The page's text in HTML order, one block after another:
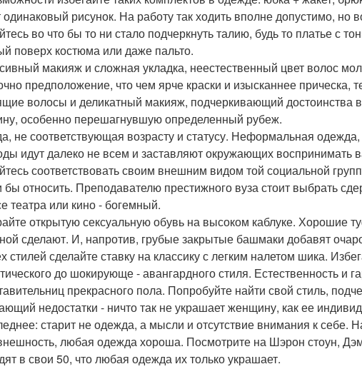
рисунок. На работу так ходить вполне допустимо, но
во что бы то ни стало подчеркнуть талию, будь то платье с
поверх костюма или даже пальто.
макияж и сложная укладка, неестественный цвет волос
предположение, что чем ярче краски и изысканнее прическа,
волосы и деликатный макияж, подчеркивающий достоинства
особенно перешагнувшую определенный рубеж.
не соответствующая возрасту и статусу. Неформальная
идут далеко не всем и заставляют окружающих воспринимать
соответствовать своим внешним видом той социальной
бы относить. Преподавателю престижного вуза стоит выбрать
театра или кино - богемный.
открытую сексуальную обувь на высоком каблуке. Хорошие
сделают. И, напротив, грубые закрытые башмаки добавят
стилей сделайте ставку на классику с легким налетом шика.
до шокирующе - авангардного стиля. Естественность и
прекрасного пола. Попробуйте найти свой стиль,
недостатки - ничто так не украшает женщину, как ее
старит не одежда, а мысли и отсутствие внимания к
любая одежда хороша. Посмотрите на Шэрон стоун,
в свои 50, что любая одежда их только украшает.